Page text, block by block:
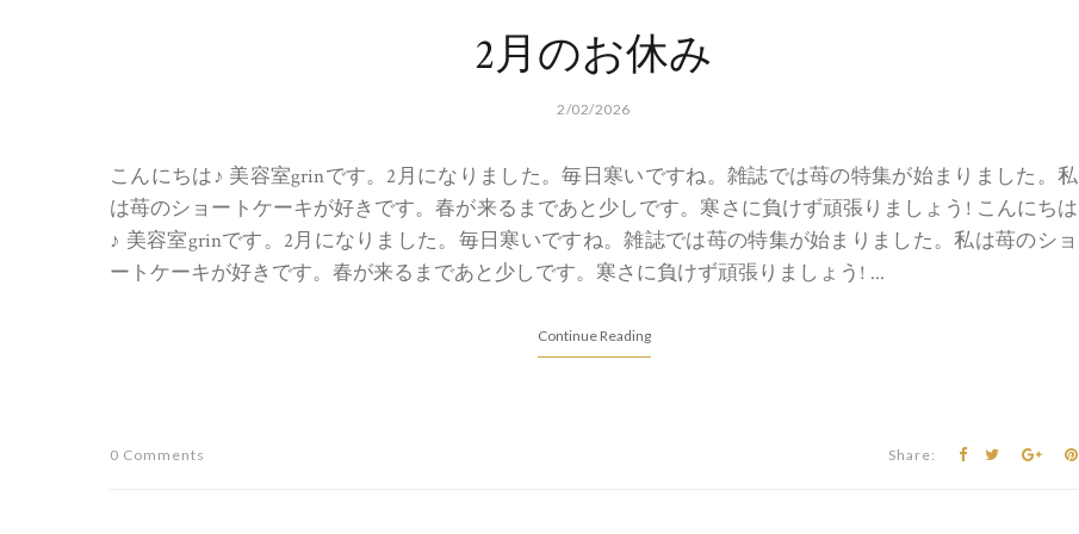
2月のお休み
2/02/2026
こんにちは♪ 美容室grinです。2月になりました。毎日寒いですね。雑誌では苺の特集が始まりました。私
は苺のショートケーキが好きです。春が来るまであと少しです。寒さに負けず頑張りましょう! こんにちは
♪ 美容室grinです。2月になりました。毎日寒いですね。雑誌では苺の特集が始まりました。私は苺のショ
ートケーキが好きです。春が来るまであと少しです。寒さに負けず頑張りましょう! ...
Continue Reading
0 Comments Share: